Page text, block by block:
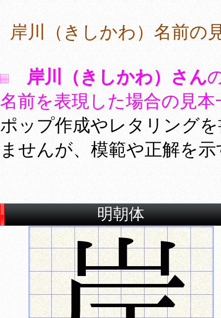
岸川（きしかわ）名前
岸川（きしかわ）さん
名前を表現した場合の見
ポップ作成やレタリング
ませんが、模範や正解を
明朝体